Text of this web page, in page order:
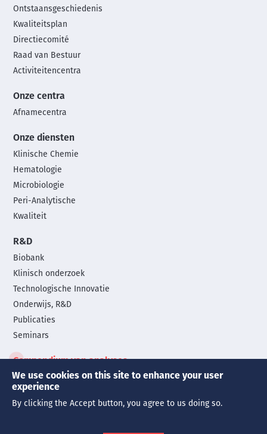
menu
Ontstaansgeschiedenis
Kwaliteitsplan
Directiecomité
Raad van Bestuur
Activiteitencentra
Onze centra
Afnamecentra
Onze diensten
Klinische Chemie
Hematologie
Microbiologie
Peri-Analytische
Kwaliteit
R&D
Biobank
Klinisch onderzoek
Technologische Innovatie
Onderwijs, R&D
Publicaties
Seminars
Compendium van analyses
© Copyright 2026 |Alle rechten voorbehouden
We use cookies on this site to enhance your user
experience
By clicking the Accept button, you agree to us doing so.